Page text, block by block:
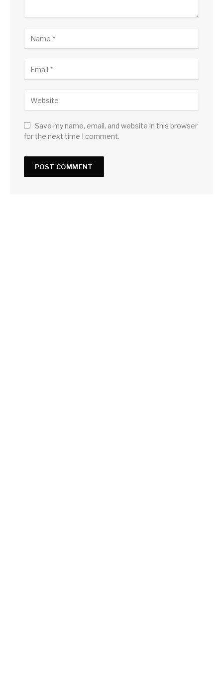
Save my name, email, and website in this browser
for the next time I comment.